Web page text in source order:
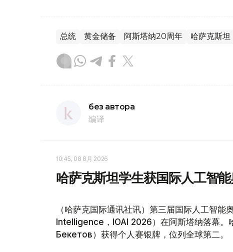
总统 黄金储备 阿斯塔纳20周年 哈萨克斯坦
без автора
编译
10:45, 08 8月 2026
哈萨克斯坦学生获国际人工智
（哈萨克国际通讯社讯）第三届国际人工智
Intelligence，IOAI 2026）在阿斯塔纳落幕
Бекетов）获得个人赛银牌，位列全球第二。